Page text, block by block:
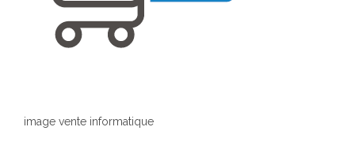
image vente informatique